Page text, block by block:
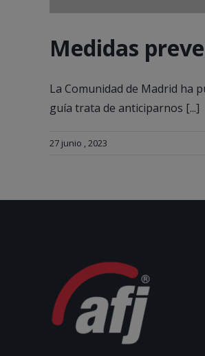
Medidas
La Comunidad de Madrid ha
guía trata de anticiparnos [...]
27 junio , 2023